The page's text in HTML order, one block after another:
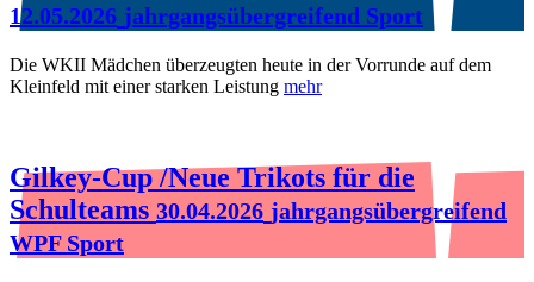
12.05.2026 jahrgangsübergreifend Sport
Die WKII Mädchen überzeugten heute in der Vorrunde auf dem
Kleinfeld mit einer starken Leistung mehr
Gilkey-Cup /Neue Trikots für die
Schulteams 30.04.2026 jahrgangsübergreifend
WPF Sport